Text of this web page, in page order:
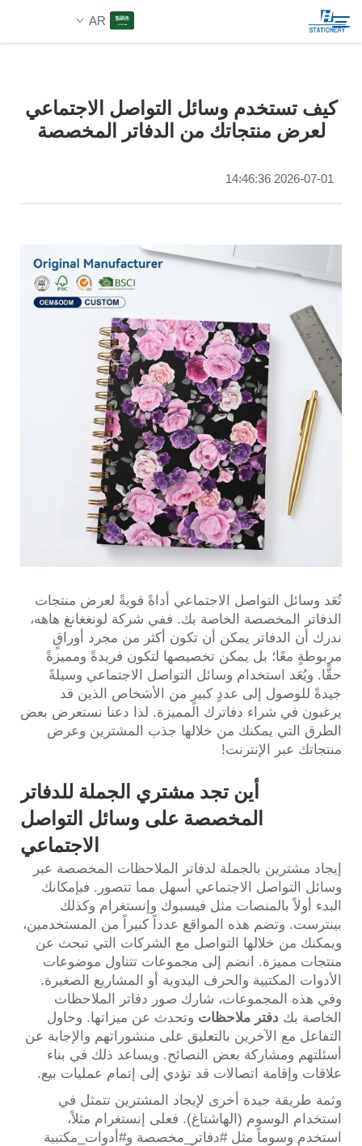
AR
المنتجات
من نحن
الموارد
ابحث
كيف تستخدم وسائل التواصل الاجتماعي
لعرض منتجاتك من الدفاتر المخصصة
2026-07-01 14:46:36
تُعَد وسائل التواصل الاجتماعي أداةً قويةً لعرض منتجات
الدفاتر المخصصة الخاصة بك. ففي شركة لونغغانغ هاهه،
ندرك أن الدفاتر يمكن أن تكون أكثر من مجرد أوراقٍ
مربوطةٍ معًا؛ بل يمكن تخصيصها لتكون فريدةً ومميزةً
حقًّا. ويُعَد استخدام وسائل التواصل الاجتماعي وسيلةً
جيدةً للوصول إلى عددٍ كبيرٍ من الأشخاص الذين قد
يرغبون في شراء دفاترك المميزة. لذا دعنا نستعرض بعض
الطرق التي يمكنك من خلالها جذب المشترين وعرض
منتجاتك عبر الإنترنت!
أين تجد مشتري الجملة للدفاتر
المخصصة على وسائل التواصل
الاجتماعي
إيجاد مشترين بالجملة لدفاتر الملاحظات المخصصة عبر
وسائل التواصل الاجتماعي أسهل مما تتصور. فبإمكانك
البدء أولاً بالمنصات مثل فيسبوك وإنستغرام وكذلك
بينترست. وتضم هذه المواقع عدداً كبيراً من المستخدمين،
ويمكنك من خلالها التواصل مع الشركات التي تبحث عن
منتجات مميزة. انضم إلى مجموعات تتناول موضوعات
الأدوات المكتبية والحرف اليدوية أو المشاريع الصغيرة.
وفي هذه المجموعات، شارك صور دفاتر الملاحظات
الخاصة بك دفتر ملاحظات وتحدث عن ميزاتها. وحاول
التفاعل مع الآخرين بالتعليق على منشوراتهم والإجابة عن
أسئلتهم ومشاركة بعض النصائح. ويساعد ذلك في بناء
علاقات وإقامة اتصالات قد تؤدي إلى إتمام عمليات بيع.
وثمة طريقة جيدة أخرى لإيجاد المشترين تتمثل في
استخدام الوسوم (الهاشتاغ). فعلى إنستغرام مثلاً،
استخدم وسوماً مثل #دفاتر_مخصصة و#أدوات_مكتبية